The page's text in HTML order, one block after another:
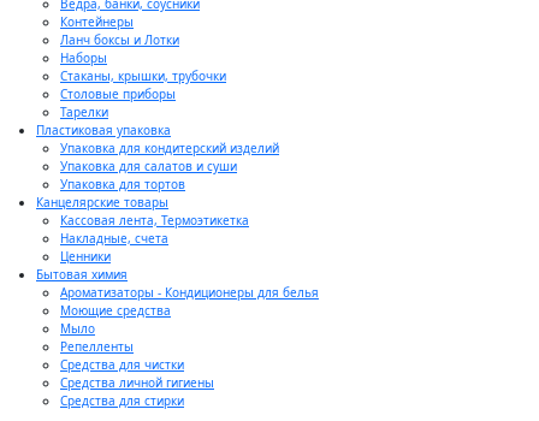
Ведра, банки, соусники
Контейнеры
Ланч боксы и Лотки
Наборы
Стаканы, крышки, трубочки
Столовые приборы
Тарелки
Пластиковая упаковка
Упаковка для кондитерский изделий
Упаковка для салатов и суши
Упаковка для тортов
Канцелярские товары
Кассовая лента, Термоэтикетка
Накладные, счета
Ценники
Бытовая химия
Ароматизаторы - Кондиционеры для белья
Моющие средства
Мыло
Репелленты
Средства для чистки
Средства личной гигиены
Средства для стирки